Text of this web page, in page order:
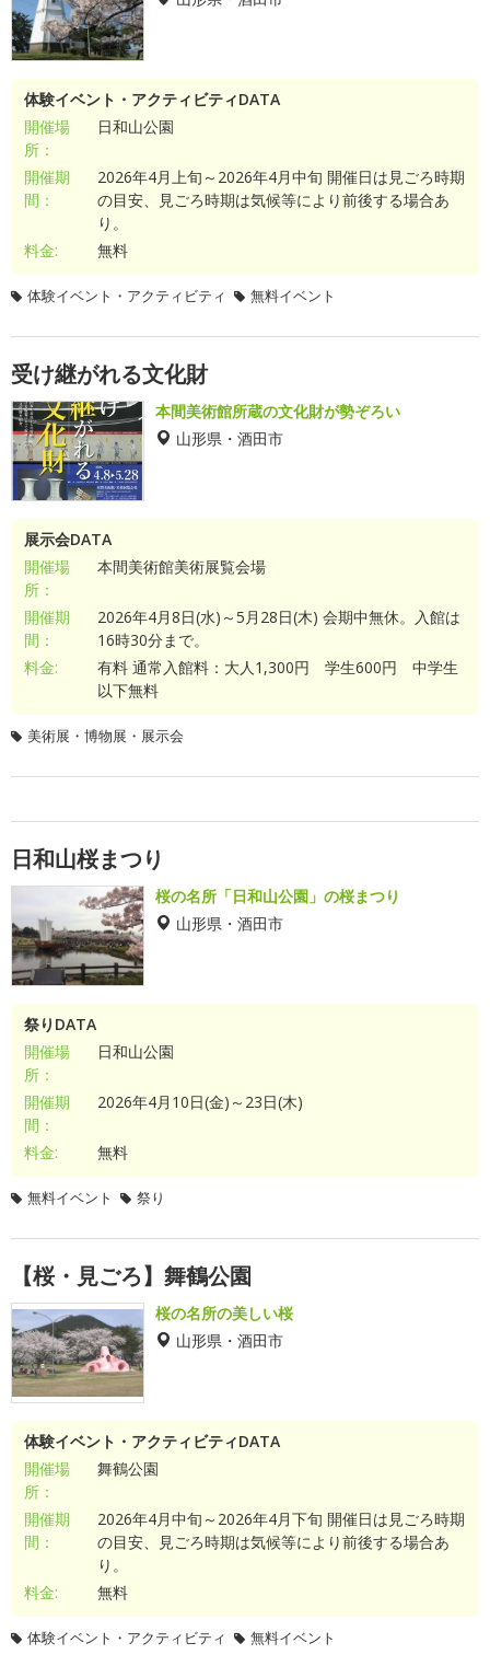
体験イベント・アクティビティDATA
開催場
所：
日和山公園
開催期
間：
2026年4月上旬～2026年4月中旬 開催日は見ごろ時期
の目安、見ごろ時期は気候等により前後する場合あ
り。
料金:
無料
体験イベント・アクティビティ 無料イベント
受け継がれる文化財
本間美術館所蔵の文化財が勢ぞろい
山形県・酒田市
展示会DATA
開催場
所：
本間美術館美術展覧会場
開催期
間：
2026年4月8日(水)～5月28日(木) 会期中無休。入館は
16時30分まで。
料金:
有料 通常入館料：大人1,300円 学生600円 中学生
以下無料
美術展・博物展・展示会
日和山桜まつり
桜の名所「日和山公園」の桜まつり
山形県・酒田市
祭りDATA
開催場
所：
日和山公園
開催期
間：
2026年4月10日(金)～23日(木)
料金: 無料
無料イベント 祭り
【桜・見ごろ】舞鶴公園
桜の名所の美しい桜
山形県・酒田市
体験イベント・アクティビティDATA
開催場
所：
舞鶴公園
開催期
間：
2026年4月中旬～2026年4月下旬 開催日は見ごろ時期
の目安、見ごろ時期は気候等により前後する場合あ
り。
料金:
無料
体験イベント・アクティビティ 無料イベント